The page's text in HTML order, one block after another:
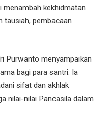
menambah kekhidmatan
tausiah, pembacaan
Purwanto menyampaikan
bagi para santri. Ia
sifat dan akhlak
nilai-nilai Pancasila dalam